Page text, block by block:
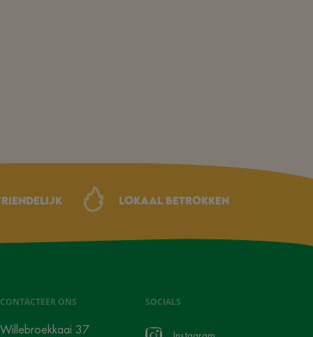
Lokaal betrokken
CONTACTEER ONS
Willebroekkaai 37
SOCIALS